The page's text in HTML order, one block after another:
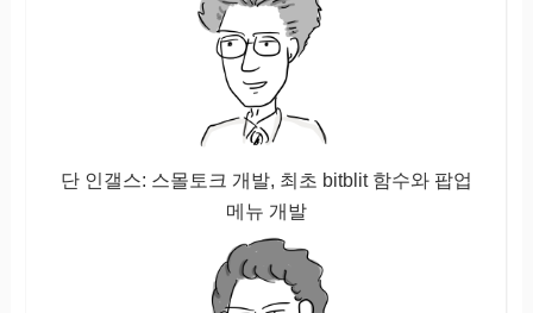
단 인갤스: 스몰토크 개발, 최초 bitblit 함수와 팝업
메뉴 개발